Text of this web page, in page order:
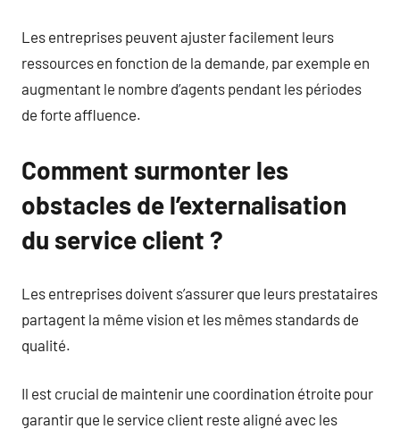
Les entreprises peuvent ajuster facilement leurs
ressources en fonction de la demande, par exemple en
augmentant le nombre d’agents pendant les périodes
de forte affluence.
Comment surmonter les
obstacles de l’externalisation
du service client ?
Les entreprises doivent s’assurer que leurs prestataires
partagent la même vision et les mêmes standards de
qualité.
Il est crucial de maintenir une coordination étroite pour
garantir que le service client reste aligné avec les